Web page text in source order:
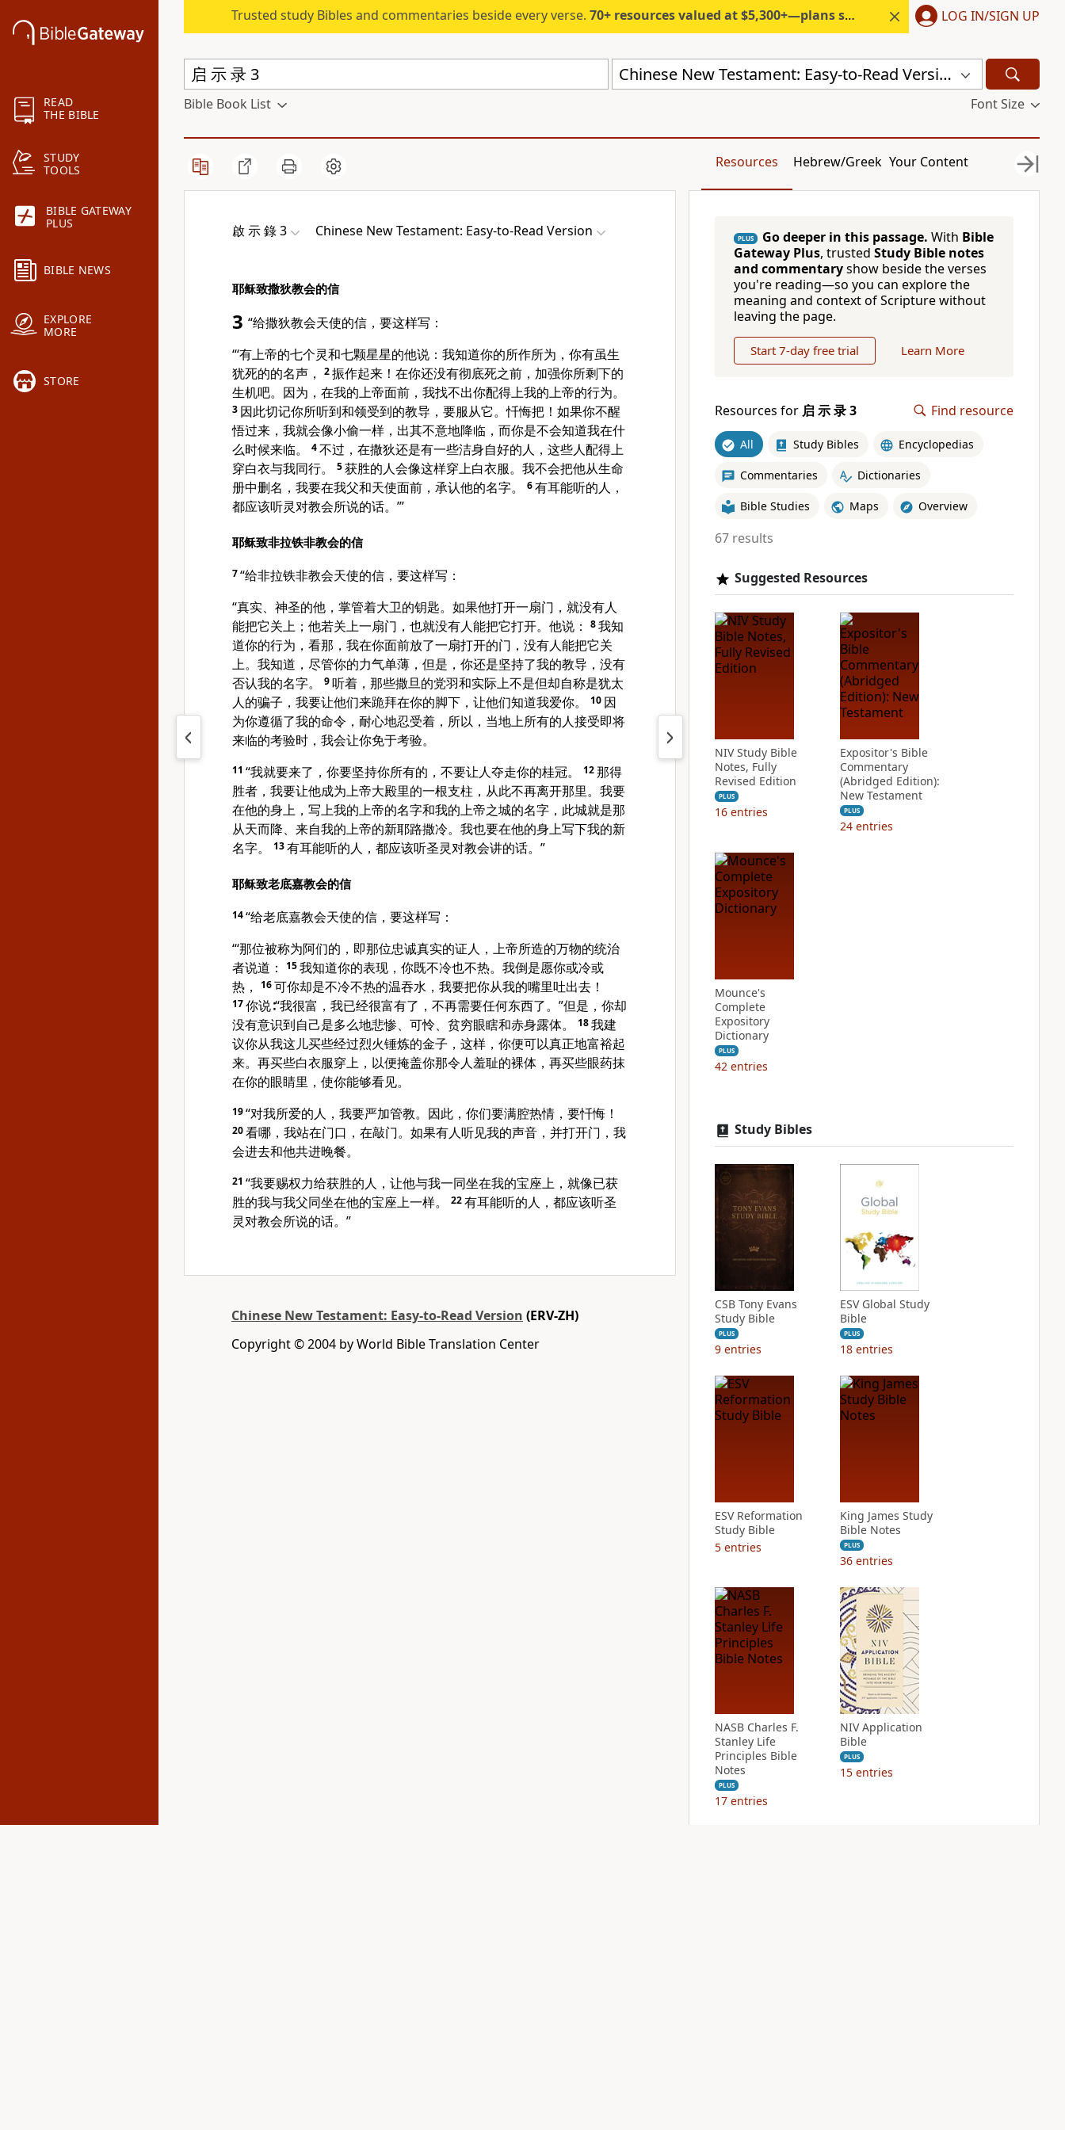
READ
THE BIBLE
STUDY
TOOLS
BIBLE GATEWAY
PLUS
BIBLE NEWS
EXPLORE
MORE
STORE
Trusted study Bibles and commentaries beside every verse. 70+ resources valued at $5,300+—plans start under $6/month. LOG IN/SIGN UP
Chinese New Testament: Easy-to-Read Version (ERV-ZH)
Bible Book List Font Size
Resources Hebrew/Greek Your Content
啟 示 錄 3 Chinese New Testament: Easy-to-Read Version
耶稣致撒狄教会的信
3 “给撒狄教会天使的信，要这样写：
“‘有上帝的七个灵和七颗星星的他说：我知道你的所作所为，你有虽生
犹死的的名声，
2振作起来！在你还没有彻底死之前，加强你所剩下的
生机吧。因为，在我的上帝面前，我找不出你配得上我的上帝的行为。
3 因此切记你所听到和领受到的教导，要服从它。忏悔把！如果你不醒
悟过来，我就会像小偷一样，出其不意地降临，而你是不会知道我在什
么时候来临。
4不过，在撒狄还是有一些洁身自好的人，这些人配得上
穿白衣与我同行。
5获胜的人会像这样穿上白衣服。我不会把他从生命
册中删名，我要在我父和天使面前，承认他的名字。
6有耳能听的人，
都应该听灵对教会所说的话。’”
耶稣致非拉铁非教会的信
7“给非拉铁非教会天使的信，要这样写：
“真实、神圣的他，掌管着大卫的钥匙。如果他打开一扇门，就没有人
能把它关上；他若关上一扇门，也就没有人能把它打开。他说：
8我知
道你的行为，看那，我在你面前放了一扇打开的门，没有人能把它关
上。我知道，尽管你的力气单薄，但是，你还是坚持了我的教导，没有
否认我的名字。
9听着，那些撒旦的党羽和实际上不是但却自称是犹太
人的骗子，我要让他们来跪拜在你的脚下，让他们知道我爱你。
10 因
为你遵循了我的命令，耐心地忍受着，所以，当地上所有的人接受即将
来临的考验时，我会让你免于考验。
11 “我就要来了，你要坚持你所有的，不要让人夺走你的桂冠。 12那得
胜者，我要让他成为上帝大殿里的一根支柱，从此不再离开那里。我要
在他的身上，写上我的上帝的名字和我的上帝之城的名字，此城就是那
从天而降、来自我的上帝的新耶路撒冷。我也要在他的身上写下我的新
名字。
13有耳能听的人，都应该听圣灵对教会讲的话。”
耶稣致老底嘉教会的信
14“给老底嘉教会天使的信，要这样写：
“‘那位被称为阿们的，即那位忠诚真实的证人，上帝所造的万物的统治
者说道：
15我知道你的表现，你既不冷也不热。我倒是愿你或冷或
热，
16可你却是不冷不热的温吞水，我要把你从我的嘴里吐出去！
17你说∶“我很富，我已经很富有了，不再需要任何东西了。”但是，你却
没有意识到自己是多么地悲惨、可怜、贫穷眼瞎和赤身露体。
18我建
议你从我这儿买些经过烈火锤炼的金子，这样，你便可以真正地富裕起
来。再买些白衣服穿上，以便掩盖你那令人羞耻的裸体，再买些眼药抹
在你的眼睛里，使你能够看见。
19“对我所爱的人，我要严加管教。因此，你们要满腔热情，要忏悔！
20看哪，我站在门口，在敲门。如果有人听见我的声音，并打开门，我
会进去和他共进晚餐。
21 “我要赐权力给获胜的人，让他与我一同坐在我的宝座上，就像已获
胜的我与我父同坐在他的宝座上一样。
22有耳能听的人，都应该听圣
灵对教会所说的话。”
Chinese New Testament: Easy-to-Read Version (ERV-ZH)
Copyright © 2004 by World Bible Translation Center
PLUS Go deeper in this passage. With Bible
Gateway Plus, trusted Study Bible notes
and commentaryshow beside the verses
you're reading—so you can explore the
meaning and context of Scripture without
leaving the page.
Start 7-day free trial Learn More
Resources for 启 示 录 3 Find resource
All Study Bibles Encyclopedias
Commentaries Dictionaries
Bible Studies Maps Overview
67 results
Suggested Resources
NIV Study Bible
Notes, Fully
Revised Edition
PLUS
16 entries
Expositor's Bible
Commentary
(Abridged Edition):
New Testament
PLUS
24 entries
Mounce's
Complete
Expository
Dictionary
PLUS
42 entries
Study Bibles
CSB Tony Evans
Study Bible
PLUS
9 entries
ESV Global Study
Bible
PLUS
18 entries
ESV Reformation
Study Bible
5 entries
King James Study
Bible Notes
PLUS
36 entries
NASB Charles F.
Stanley Life
Principles Bible
Notes
PLUS
17 entries
NIV Application
Bible
PLUS
15 entries